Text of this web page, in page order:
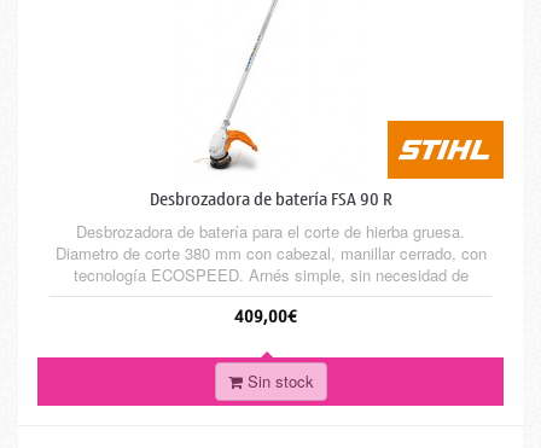
Desbrozadora de batería FSA 90 R
Desbrozadora de batería para el corte de hierba gruesa.
Diametro de corte 380 mm con cabezal, manillar cerrado, con
tecnología ECOSPEED. Arnés simple, sin necesidad de
protección auditivo
409,00€
Sin stock